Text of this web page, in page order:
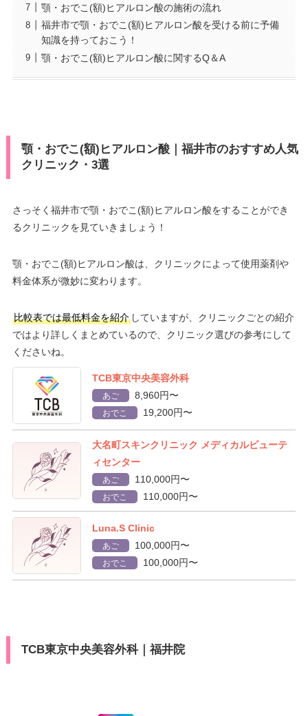
顎・おでこ(額)ヒアルロン酸の施術の流れ
福井市で顎・おでこ(額)ヒアルロン酸を受ける前に予備
知識を持っておこう！
顎・おでこ(額)ヒアルロン酸に関するQ＆A
顎・おでこ(額)ヒアルロン酸｜福井市のおすすめ人気
クリニック・3選
さっそく福井市で顎・おでこ(額)ヒアルロン酸をすることができ
るクリニックを見ていきましょう！
顎・おでこ(額)ヒアルロン酸は、クリニックによって使用薬剤や
料金体系が微妙に変わります。
比較表では最低料金を紹介していますが、クリニックごとの紹介
ではより詳しくまとめているので、クリニック選びの参考にして
くださいね。
TCB東京中央美容外科
あご 8,960円〜
おでこ 19,200円〜
大名町スキンクリニック メディカルビューテ
ィセンター
あご 110,000円〜
おでこ 110,000円〜
Luna.S Clinic
あご 100,000円〜
おでこ 100,000円〜
TCB東京中央美容外科｜福井院